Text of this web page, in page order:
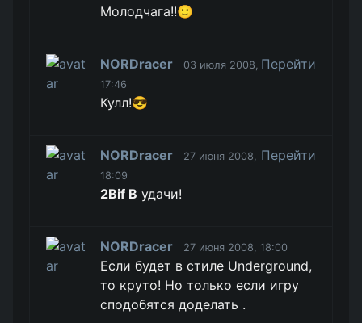
Молодчага!!🙂
NORDracer
03 июля 2008,
17:46
Перейти
Кулл!😎
NORDracer
27 июня 2008,
18:09
Перейти
2Bif B удачи!
NORDracer 27 июня 2008, 18:00
Если будет в стиле Underground,
то круто! Но только если игру
сподобятся доделать .